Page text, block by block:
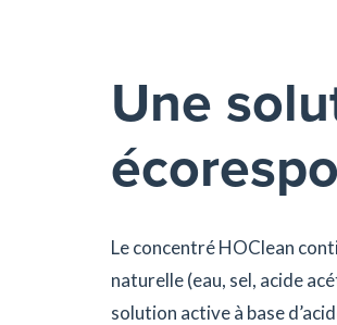
Une
Le concentré HOClean
naturelle (eau, sel, acide
solution active à base